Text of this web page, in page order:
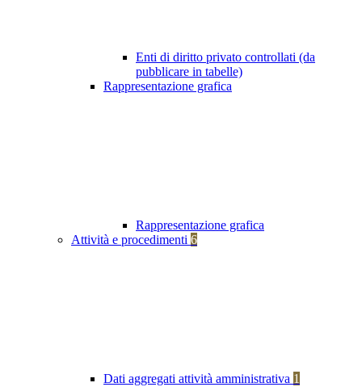
Enti di diritto privato controllati (da
pubblicare in tabelle)
Rappresentazione grafica
Rappresentazione grafica
Attività e procedimenti 6
Dati aggregati attività amministrativa 1